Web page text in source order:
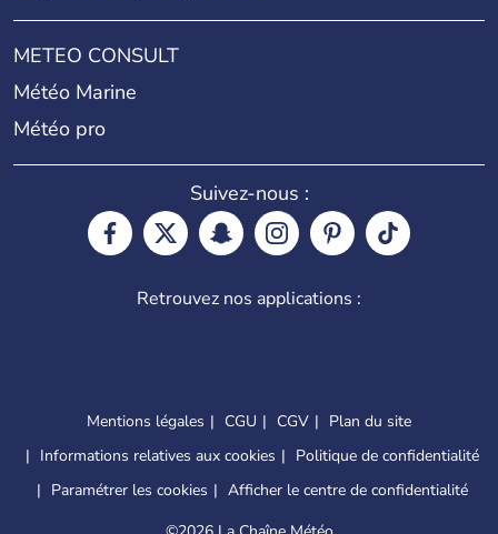
METEO CONSULT
Météo Marine
Météo pro
Suivez-nous :
Retrouvez nos applications :
Mentions légales CGU CGV
Plan du site
Informations relatives aux cookies
Politique de confidentialité
Paramétrer les cookies
Afficher le centre de confidentialité